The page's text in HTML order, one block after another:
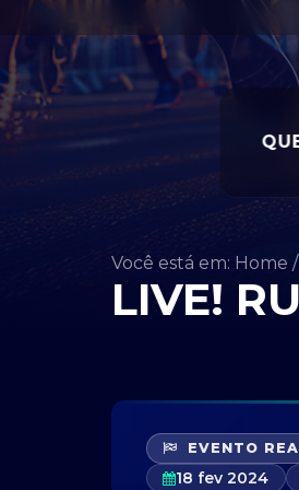
Você está em: Home /
LIVE!
EVENTO
18 fev 2024